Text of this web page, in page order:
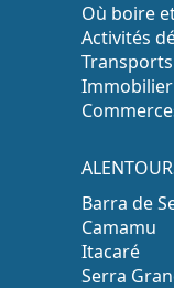
Où boire
Activités
Transports
Immobilier
Barra de
Camamu
Itacaré
Serra